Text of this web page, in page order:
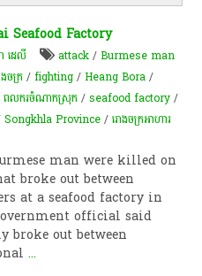
Factory
ដេលី attack /Burmese man
ចក្រ /fighting /Heang Bora /
ពលករចំណាកស្រុក /seafood factory /
Songkhla Province /​រោងចក្រ​អាហារ​
man were killed on
broke out between
at a seafood factory in
official said
broke out between
...